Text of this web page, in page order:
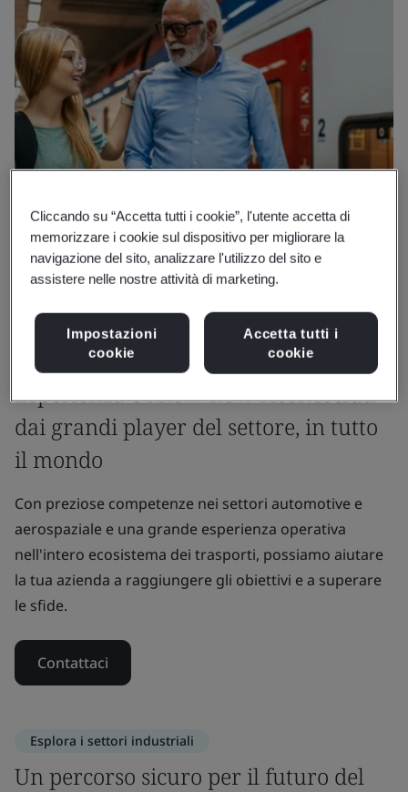
Perché BSI
Esperienza e know-how riconosciuti
dai grandi player del settore, in tutto
il mondo
Con preziose competenze nei settori automotive e
aerospaziale e una grande esperienza operativa
nell'intero ecosistema dei trasporti, possiamo aiutare
la tua azienda a raggiungere gli obiettivi e a superare
le sfide.
Contattaci
Esplora i settori industriali
Un percorso sicuro per il futuro del
Cliccando su “Accetta tutti i cookie”, l'utente accetta di
memorizzare i cookie sul dispositivo per migliorare la
navigazione del sito, analizzare l'utilizzo del sito e
assistere nelle nostre attività di marketing.
Impostazioni
cookie
Accetta tutti i
cookie